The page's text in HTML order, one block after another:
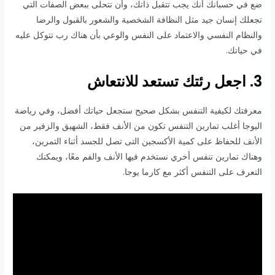
ضع في حسبانك أنك يجب تتقبل ذاتك، وأن تتحلى ببعض الصفات التي
تجعلك إنسان جيد مثل النظافة الشخصية والشعور بالقبول والرضا
والنظام النفسي والاعتماد على النفس والوعي بأن هناك رب تتوكل عليه
في حياتك.
3. اجعل رئتك تستعد للانتعاش
معرفتك لكيفية التنفس بشكل صحيح ستجعل حياتك أفضل، وفي رياضة
اليوجا أغلب تمارين التنفس تكون من الأنف فقط، الشهيق والزفير من
الأنف للحفاظ على كمية الأكسجين التى تصل للجسد أثناء التمرين،
وهناك تمارين تنفس أخري نستخدم فيها الأنف والفم معًا، ويمكنك
التعرف على التنفس أكثر مع كارما يوجا.